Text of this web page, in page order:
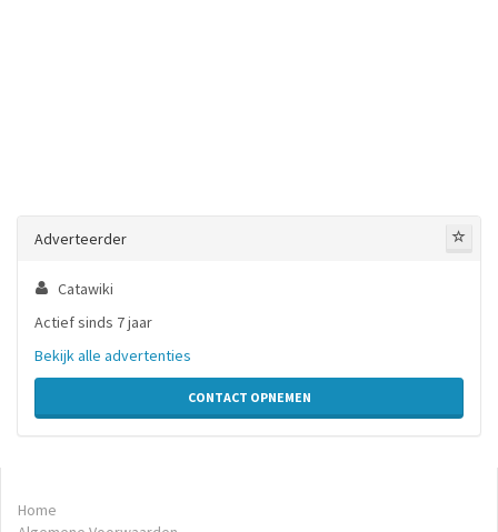
Adverteerder
Catawiki
Actief sinds 7 jaar
Bekijk alle advertenties
CONTACT OPNEMEN
Home